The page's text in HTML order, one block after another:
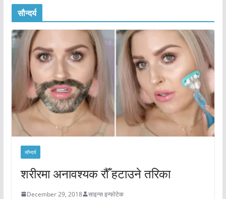
सौन्दर्य
सौन्दर्य
शरीरमा अनावश्यक रौँ हटाउने तरिका
December 29, 2018 साइन्स इन्फोटेक